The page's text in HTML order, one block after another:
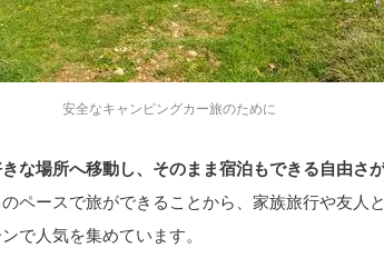
安全なキャンピングカー旅のために
な場所へ移動し、そのまま宿泊もできる自由さ
ペースで旅ができることから、家族旅行や友人
で人気を集めています。